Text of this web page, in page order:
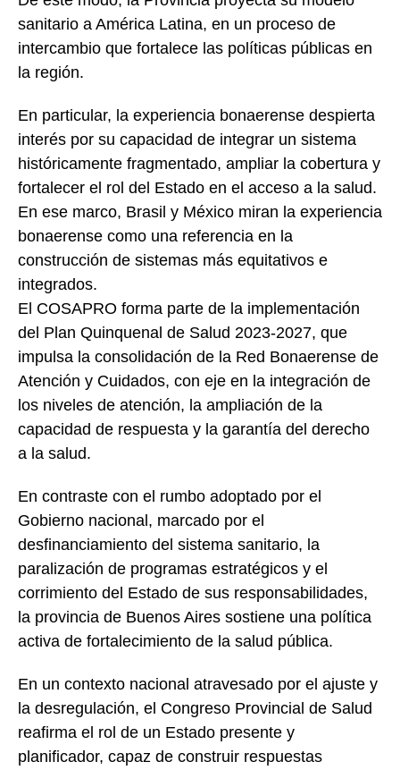
sanitario a América Latina, en un proceso de
intercambio que fortalece las políticas públicas en
la región.
En particular, la experiencia bonaerense despierta
interés por su capacidad de integrar un sistema
históricamente fragmentado, ampliar la cobertura y
fortalecer el rol del Estado en el acceso a la salud.
En ese marco, Brasil y México miran la experiencia
bonaerense como una referencia en la
construcción de sistemas más equitativos e
integrados.
El COSAPRO forma parte de la implementación
del Plan Quinquenal de Salud 2023-2027, que
impulsa la consolidación de la Red Bonaerense de
Atención y Cuidados, con eje en la integración de
los niveles de atención, la ampliación de la
capacidad de respuesta y la garantía del derecho
a la salud.
En contraste con el rumbo adoptado por el
Gobierno nacional, marcado por el
desfinanciamiento del sistema sanitario, la
paralización de programas estratégicos y el
corrimiento del Estado de sus responsabilidades,
la provincia de Buenos Aires sostiene una política
activa de fortalecimiento de la salud pública.
En un contexto nacional atravesado por el ajuste y
la desregulación, el Congreso Provincial de Salud
reafirma el rol de un Estado presente y
planificador, capaz de construir respuestas